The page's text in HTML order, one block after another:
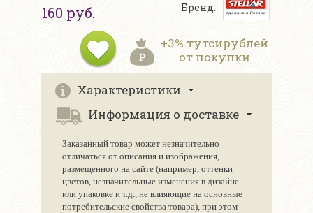
160 руб. Бренд:
+3% тутсирублей
от покупки
Характеристики
Информация о доставке
Заказанный товар может незначительно
отличаться от описания и изображения,
размещенного на сайте (например, оттенки
цветов, незначительные изменения в дизайне
или упаковке и т.д., не влияющие на основные
потребительские свойства товара), при этом